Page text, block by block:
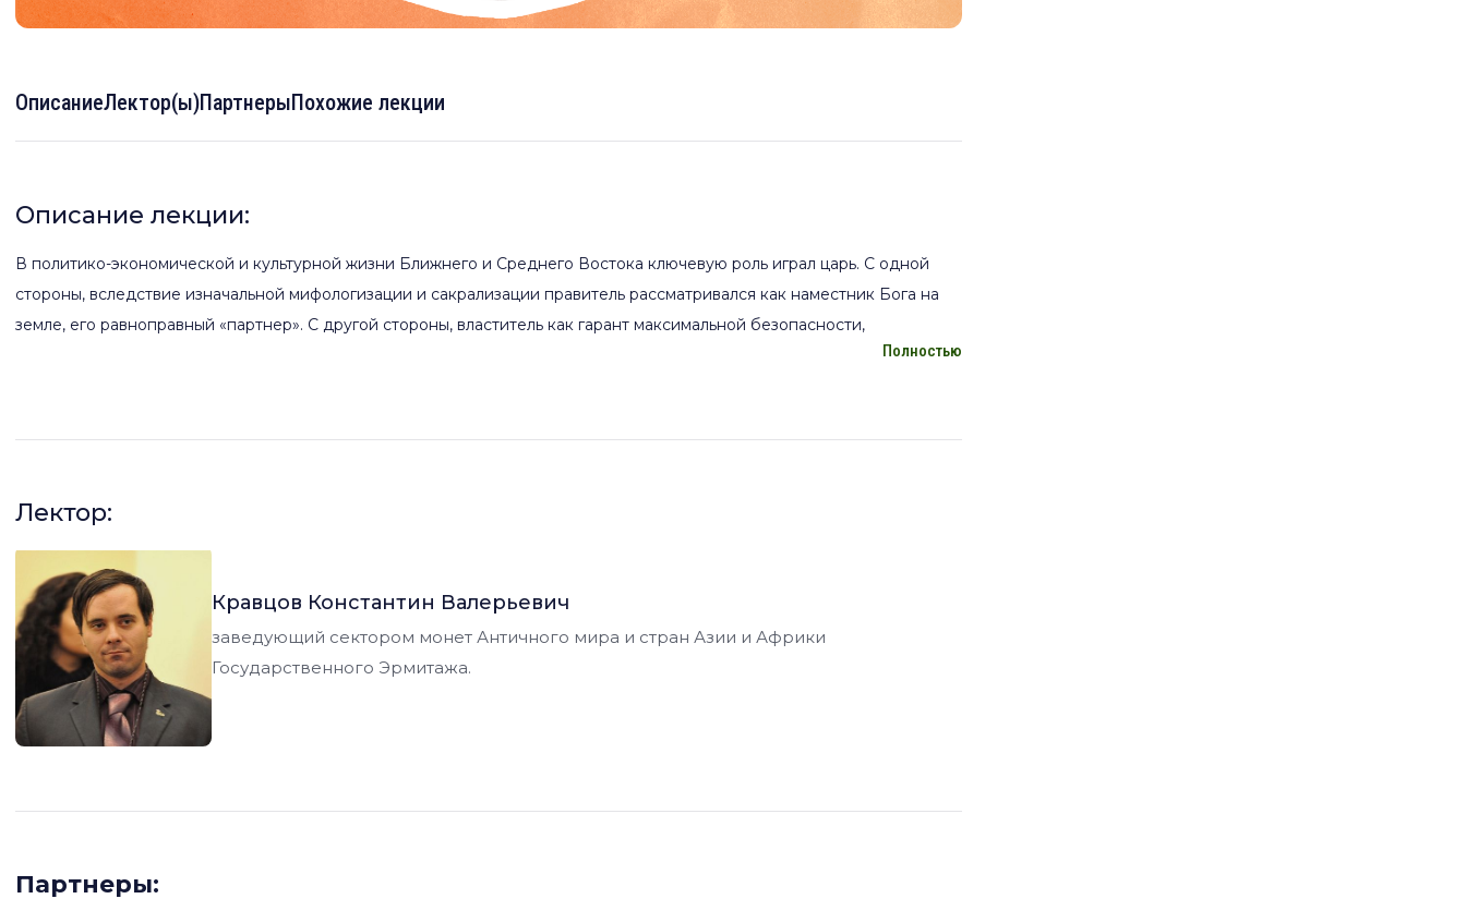
ОписаниеЛектор(ы)ПартнерыПохожие лекции
Описание лекции:
Полностью
В политико-экономической и культурной жизни Ближнего и Среднего Востока ключевую роль играл царь. С одной
стороны, вследствие изначальной мифологизации и сакрализации правитель рассматривался как наместник Бога на
земле, его равноправный «партнер». С другой стороны, властитель как гарант максимальной безопасности,
частности, образ обожествленного правителя–воина являлся неотъемлемой частью портретной иконографии арабо-
Лектор:
Кравцов Константин Валерьевич
заведующий сектором монет Античного мира и стран Азии и Африки
Государственного Эрмитажа.
Партнеры: